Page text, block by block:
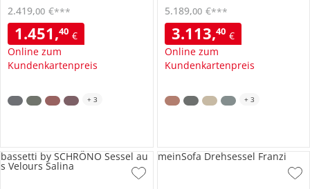
1.451,40 €
Online zum
Kundenkartenpreis
2.419,00 €***
+ 3
3.113,40 €
Online zum
Kundenkartenpreis
5.189,00 €***
+ 3
bassetti by SCHRÖNO Sessel au
s Velours Salina
meinSofa Drehsessel Franzi